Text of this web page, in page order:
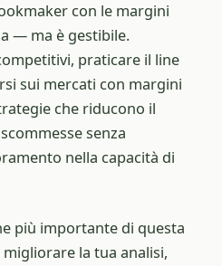
con le margini
— ma è gestibile.
praticare il line
sui mercati con margini
che riducono il
senza
nella capacità di
più importante di questa
la tua analisi,